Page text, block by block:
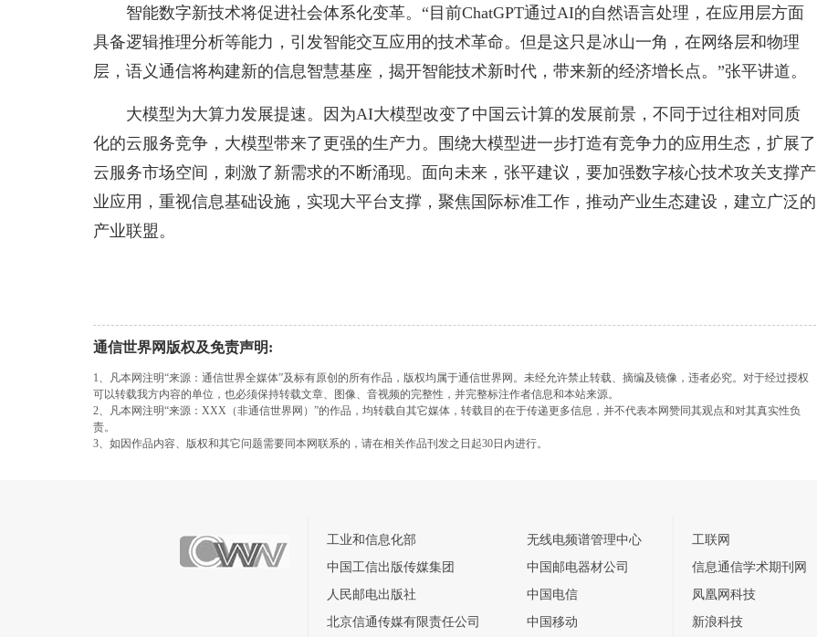
智能数字新技术将促进社会体系化变革。“目前ChatGPT通过AI的自然语言处理，在应用层方面
具备逻辑推理分析等能力，引发智能交互应用的技术革命。但是这只是冰山一角，在网络层和物理
层，语义通信将构建新的信息智慧基座，揭开智能技术新时代，带来新的经济增长点。”张平讲道。
大模型为大算力发展提速。因为AI大模型改变了中国云计算的发展前景，不同于过往相对同质
化的云服务竞争，大模型带来了更强的生产力。围绕大模型进一步打造有竞争力的应用生态，扩展了
云服务市场空间，刺激了新需求的不断涌现。面向未来，张平建议，要加强数字核心技术攻关支撑产
业应用，重视信息基础设施，实现大平台支撑，聚焦国际标准工作，推动产业生态建设，建立广泛的
产业联盟。
通信世界网版权及免责声明:
1、凡本网注明“来源：通信世界全媒体”及标有原创的所有作品，版权均属于通信世界网。未经允许禁止转载、摘编及镜像，违者必究。对于经过授权
可以转载我方内容的单位，也必须保持转载文章、图像、音视频的完整性，并完整标注作者信息和本站来源。
2、凡本网注明“来源：XXX（非通信世界网）”的作品，均转载自其它媒体，转载目的在于传递更多信息，并不代表本网赞同其观点和对其真实性负
责。
3、如因作品内容、版权和其它问题需要同本网联系的，请在相关作品刊发之日起30日内进行。
工业和信息化部
中国工信出版传媒集团
人民邮电出版社
北京信通传媒有限责任公司
无线电频谱管理中心
中国邮电器材公司
中国电信
中国移动
工联网
信息通信学术期刊网
凤凰网科技
新浪科技